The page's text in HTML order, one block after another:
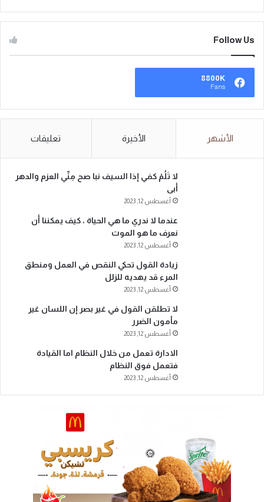
Follow Us
8800K
Fans
الأشهر الأخيرة تعليقات
لا تَلُمْ كفي إذا السيف نبا صح مِنِّي العزم والدهر
أبى
أغسطس 12, 2023
عندما لا ندري ما هي الحياة ، كيف يمكننا أن
نعرف ما هو الموت
أغسطس 12, 2023
زيادة القول تحكي النقص في العمل ومنطق
المرء قد يهديه للزلل
أغسطس 12, 2023
لا تطلقن القول في غير بصر إن اللسان غير
مأمون الضرر
أغسطس 12, 2023
الادارة تعمل من خلال النظام اما القيادة
فتعمل فوق النظام
أغسطس 12, 2023